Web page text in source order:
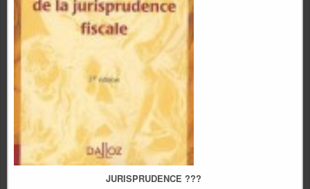
JURISPRUDENCE ???